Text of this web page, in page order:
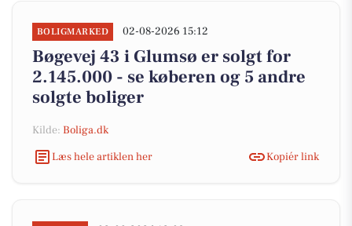
BOLIGMARKED 02-08-2026 15:12
Bøgevej 43 i Glumsø er solgt for
2.145.000 - se køberen og 5 andre
solgte boliger
Kilde: Boliga.dk
Læs hele artiklen her
Kopiér link